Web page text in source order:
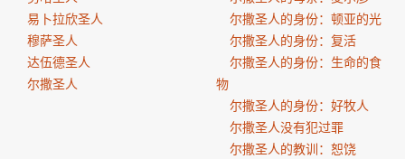
易卜拉欣圣人
穆萨圣人
达伍德圣人
尔撒圣人
尔撒圣人的身份：顿亚的光
尔撒圣人的身份：复活
尔撒圣人的身份：生命的食
物
尔撒圣人的身份：好牧人
尔撒圣人没有犯过罪
尔撒圣人的教训：恕饶